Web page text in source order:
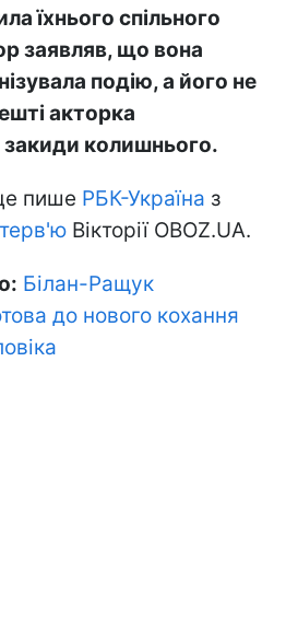
їхнього спільного
заявляв, що вона
подію, а його не
акторка
колишнього.
пише РБК-Україна з
Вікторії OBOZ.UA.
Білан-Ращук
до нового кохання